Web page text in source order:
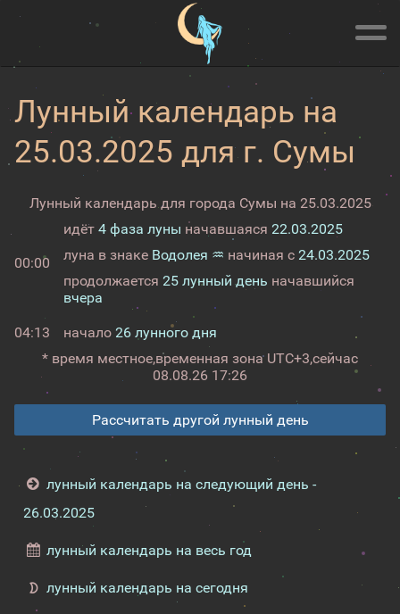
Лунный календарь на
25.03.2025 для г. Сумы
Лунный календарь для города Сумы на 25.03.2025
00:00
идёт 4 фаза луны начавшаяся 22.03.2025
луна в знаке Водолея ♒ начиная с 24.03.2025
продолжается 25 лунный день начавшийся
вчера
04:13 начало 26 лунного дня
* время местное,временная зона UTC+3,сейчас
08.08.26 17:26
Рассчитать другой лунный день
лунный календарь на следующий день -
26.03.2025
лунный календарь на весь год
лунный календарь на сегодня